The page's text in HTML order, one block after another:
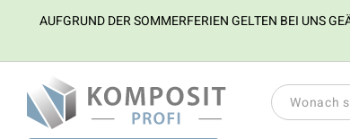
AUFGRUND DER SOMMERFERIEN GELTEN BEI UNS